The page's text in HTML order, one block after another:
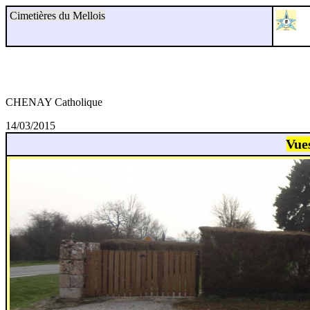
Cimetières du Mellois
CHENAY Catholique
14/03/2015